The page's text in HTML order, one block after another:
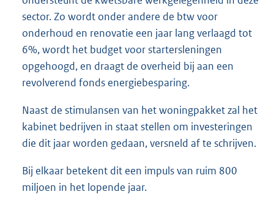
sector. Zo wordt onder andere de btw voor
onderhoud en renovatie een jaar lang verlaagd tot
6%, wordt het budget voor startersleningen
opgehoogd, en draagt de overheid bij aan een
revolverend fonds energiebesparing.
Naast de stimulansen van het woningpakket zal het
kabinet bedrijven in staat stellen om investeringen
die dit jaar worden gedaan, versneld af te schrijven.
Bij elkaar betekent dit een impuls van ruim 800
miljoen in het lopende jaar.